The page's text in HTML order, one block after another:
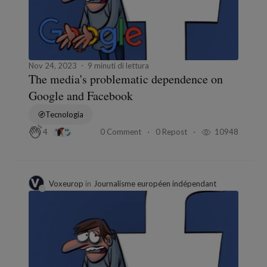
Nov 24, 2023 9 minuti di lettura
The media's problematic dependence on
Google and Facebook
Tecnologia
4
0 Comment 0 Repost 10948
Voxeurop in Journalisme européen indépendant